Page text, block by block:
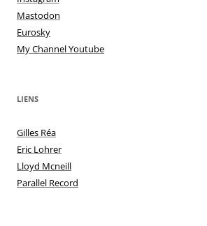
Mastodon
Eurosky
My Channel Youtube
LIENS
Gilles Réa
Eric Lohrer
Lloyd Mcneill
Parallel Record